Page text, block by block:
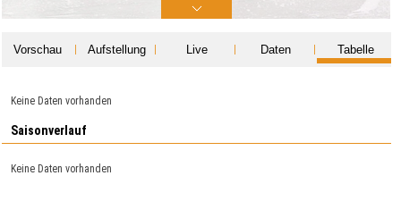
Vorschau Aufstellung Live Daten Tabelle
Keine Daten vorhanden
Saisonverlauf
Keine Daten vorhanden